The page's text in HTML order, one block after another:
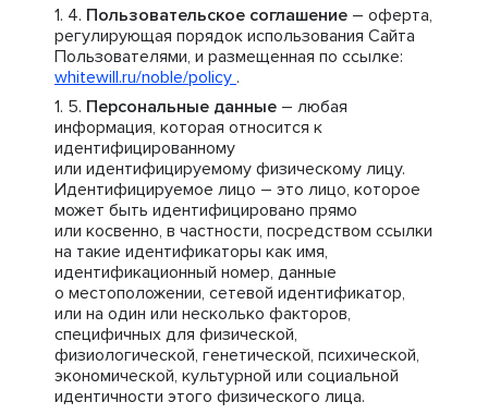
Пользовательское соглашение – оферта,
регулирующая порядок использования Сайта
Пользователями, и размещенная по ссылке:
whitewill.ru/noble/policy .
Персональные данные – любая
информация, которая относится к
идентифицированному
или идентифицируемому физическому лицу.
Идентифицируемое лицо – это лицо, которое
может быть идентифицировано прямо
или косвенно, в частности, посредством ссылки
на такие идентификаторы как имя,
идентификационный номер, данные
о местоположении, сетевой идентификатор,
или на один или несколько факторов,
специфичных для физической,
физиологической, генетической, психической,
экономической, культурной или социальной
идентичности этого физического лица.